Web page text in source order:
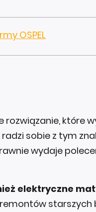
OSPEL
rozwiązanie, które
sobie z tym
wydaje
elektryczne
starszych